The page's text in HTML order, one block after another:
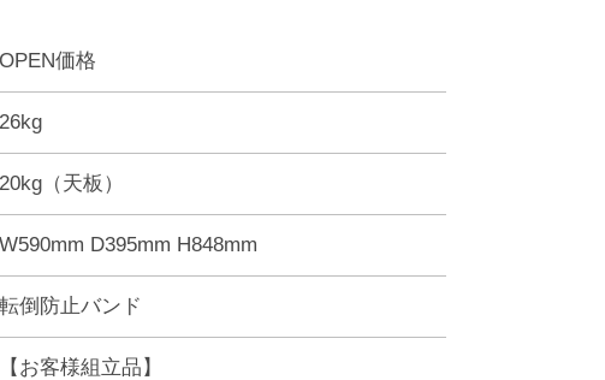
OPEN価格
26kg
20kg（天板）
W590mm D395mm H848mm
転倒防止バンド
【お客様組立品】